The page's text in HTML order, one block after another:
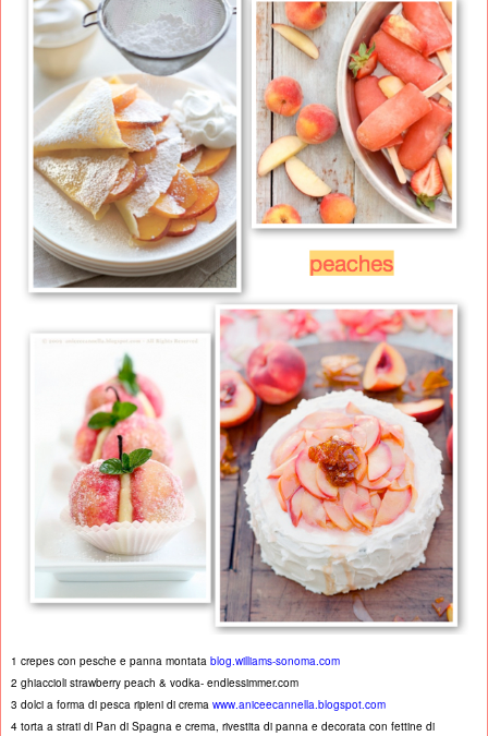
1 crepes con pesche e panna montata blog.williams-sonoma.com
2 ghiaccioli strawberry peach & vodka- endlessimmer.com
3 dolci a forma di pesca ripieni di crema www.aniceecannella.blogspot.com
4 torta a strati di Pan di Spagna e crema, rivestita di panna e decorata con fettine di